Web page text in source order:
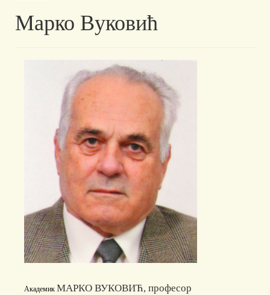
Марко Вуковић
АкадемикМАРКО ВУКОВИЋ, професор